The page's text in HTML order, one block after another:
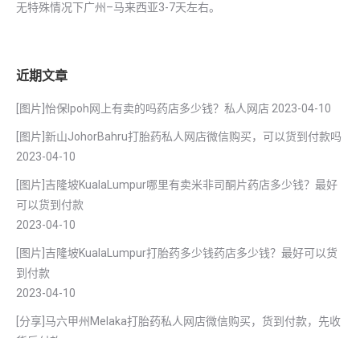
无特殊情况下广州–马来西亚3-7天左右。
近期文章
[图片]怡保lpoh网上有卖的吗药店多少钱？私人网店 2023-04-10
[图片]新山JohorBahru打胎药私人网店微信购买，可以货到付款吗
2023-04-10
[图片]吉隆坡KualaLumpur哪里有卖米非司酮片药店多少钱？最好
可以货到付款
2023-04-10
[图片]吉隆坡KualaLumpur打胎药多少钱药店多少钱？最好可以货
到付款
2023-04-10
[分享]马六甲州Melaka打胎药私人网店微信购买，货到付款，先收